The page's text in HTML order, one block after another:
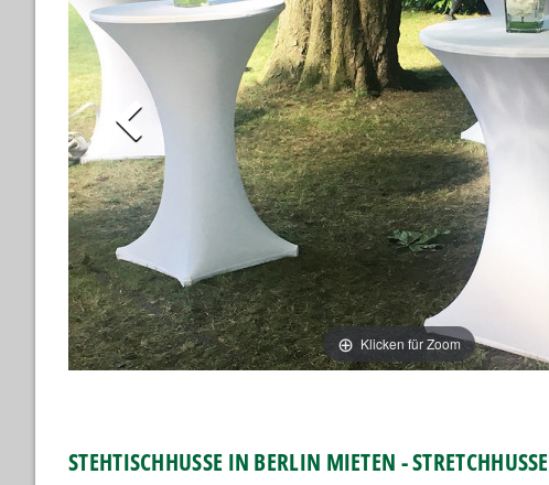
Klicken für Zoom
STEHTISCHHUSSE IN BERLIN MIETEN - STRETCHHUSSE